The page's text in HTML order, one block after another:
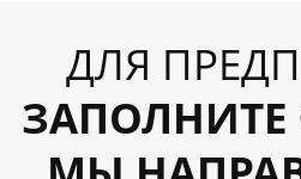
ДЛЯ